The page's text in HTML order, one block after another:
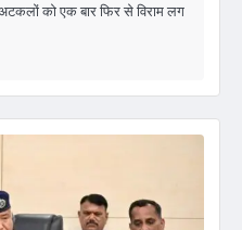
को एक बार फिर से विराम लग